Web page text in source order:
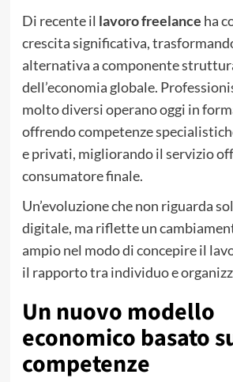
Di recente il lavoro freelance ha
crescita significativa,
alternativa a componente
dell’economia globale.
molto diversi operano oggi in
offrendo competenze
e privati, migliorando il servizio
consumatore finale.
Un’evoluzione che non riguarda
digitale, ma riflette un
ampio nel modo di concepire il
il rapporto tra individuo e
Un nuovo modello
economico basato
competenze